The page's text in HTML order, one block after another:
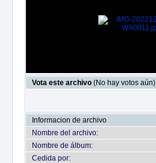
Vota este archivo (No hay votos aún)
Informacion de archivo
Nombre del archivo:
Nombre de álbum:
Cedida por: